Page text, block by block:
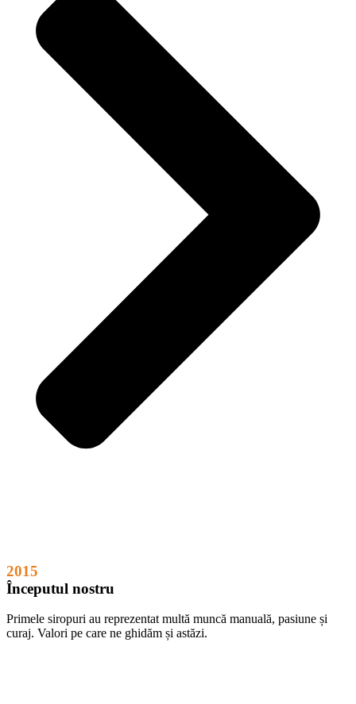
2015
Începutul nostru
Primele siropuri au reprezentat multă muncă manuală, pasiune și
curaj. Valori pe care ne ghidăm și astăzi.